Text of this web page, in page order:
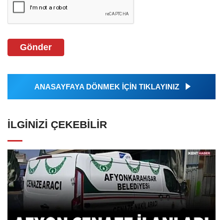
Gönder
ANASAYFAYA DÖNMEK İÇİN TIKLAYINIZ
İLGINIZI ÇEKEBILIR